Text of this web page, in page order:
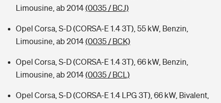
Limousine, ab 2014(0035 / BCJ)
Opel Corsa, S-D (CORSA-E 1.4 3T), 55 kW, Benzin,
Limousine, ab 2014(0035 / BCK)
Opel Corsa, S-D (CORSA-E 1.4 3T), 66 kW, Benzin,
Limousine, ab 2014(0035 / BCL)
Opel Corsa, S-D (CORSA-E 1.4 LPG 3T), 66 kW, Bivalent,